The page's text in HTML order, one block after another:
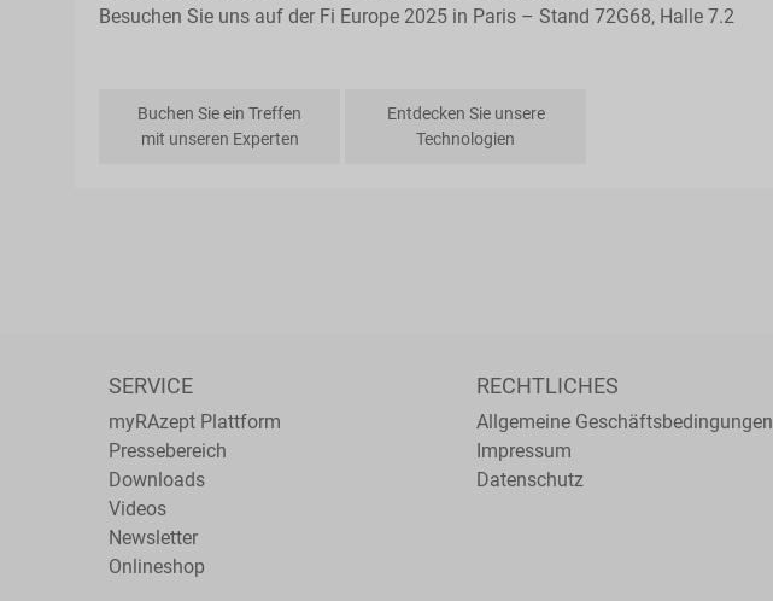
Besuchen Sie uns auf der Fi Europe 2025 in Paris – Stand 72G68, Halle 7.2
Buchen Sie ein Treffen
mit unseren Experten
Entdecken Sie unsere
Technologien
SERVICE
myRAzept Plattform
Pressebereich
Downloads
Videos
Newsletter
Onlineshop
RECHTLICHES
Allgemeine Geschäftsbedingungen
Impressum
Datenschutz